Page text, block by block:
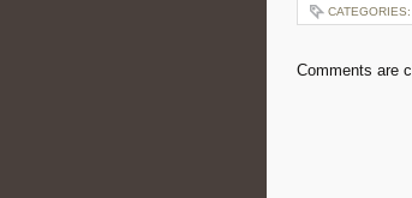
CATEGORIES:
Comments are